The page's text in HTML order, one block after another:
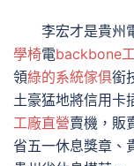
李宏才是貴州
學椅電backbone
領綠的系統傢俱銜
土豪猛地將信用卡
工廠直營賣機，販
省五一休息獎章、